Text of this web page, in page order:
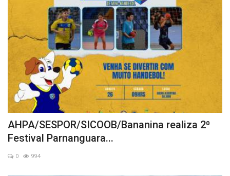
AHPA/SESPOR/SICOOB/Bananina realiza 2⁰
Festival Parnanguara...
0 994